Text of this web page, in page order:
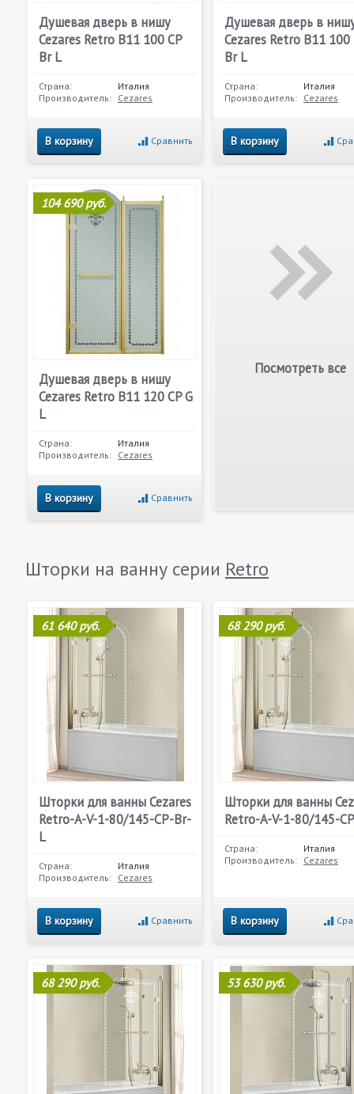
Душевая дверь в нишу
Cezares Retro B11 100 CP
Br L
Страна:
Италия
Производитель: Cezares
В корзину Сравнить
Душевая дверь в
Cezares Retro B11 100
Br L
Страна:
Италия
Производитель: Cezares
В корзину
104 690 руб.
Душевая дверь в нишу
Cezares Retro B11 120 CP G
L
Страна:
Италия
Производитель: Cezares
В корзину Сравнить
Посмотреть все
Шторки на ванну серии Retro
61 640 руб.
Шторки для ванны Cezares
Retro-A-V-1-80/145-CP-Br-
L
Страна:
Италия
Производитель: Cezares
В корзину Сравнить
68 290 руб.
Шторки для ванны
Retro-A-V-1-80/145-
Страна:
Италия
Производитель: Cezares
В корзину
68 290 руб. 53 630 руб.